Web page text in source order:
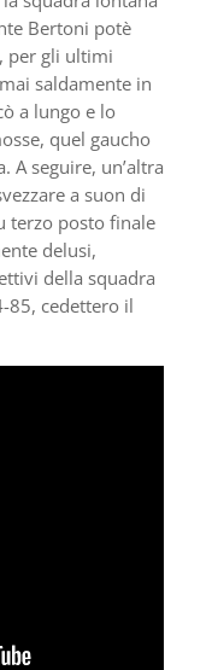
Bertoni potè
per gli ultimi
saldamente in
a lungo e lo
quel gaucho
A seguire, un’altra
a suon di
terzo posto finale
delusi,
della squadra
85, cedettero il